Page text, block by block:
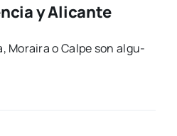
y Alicante
Morai­ra o Cal­pe son algu­